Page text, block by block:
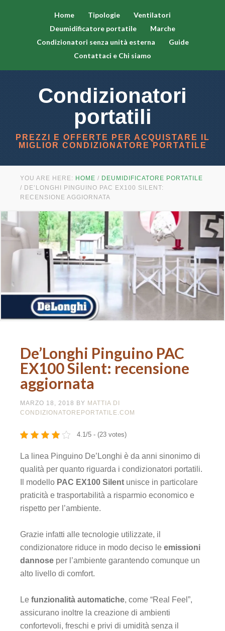
Home Tipologie
Ventilatori
Deumidificatore portatile
Marche
Condizionatori senza unità esterna
Guide
Contattaci e Chi siamo
Condizionatori
portatili
PREZZI E OFFERTE PER ACQUISTARE IL
MIGLIOR CONDIZIONATORE PORTATILE
YOU ARE HERE: HOME / DEUMIDIFICATORE PORTATILE
/ DE’LONGHI PINGUINO PAC EX100 SILENT:
RECENSIONE AGGIORNATA
De’Longhi Pinguino PAC
EX100 Silent: recensione
aggiornata
MARZO 18, 2018 BY MATTIA DI
CONDIZIONATOREPORTATILE.COM
4.1/5 - (23 votes)
La linea Pinguino De’Longhi è da anni sinonimo di
qualità per quanto riguarda i condizionatori portatili.
Il modello PAC EX100 Silent unisce in particolare
praticità e trasportabilità a risparmio economico e
rispetto per l’ambiente.
Grazie infatti alle tecnologie utilizzate, il
condizionatore riduce in modo deciso le emissioni
dannose per l’ambiente garantendo comunque un
alto livello di comfort.
Le funzionalità automatiche, come “Real Feel”,
assicurano inoltre la creazione di ambienti
confortevoli, freschi e privi di umidità senza il